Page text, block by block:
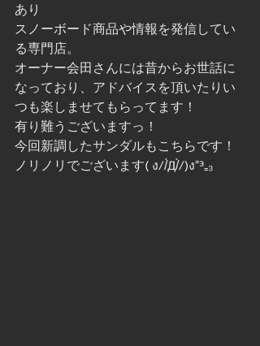
あり
スノーボード商品や情報を発信してい
る専門店。
オーナー会田さんには昔からお世話に
なっており、アドバイスを頂いたりい
つも楽しませてもらってます！
有り難うございますっ！
今回新調したサンダルもこちらです！
ノリノリでございます( ง//́Д/̀/)ง⁼³₌₃